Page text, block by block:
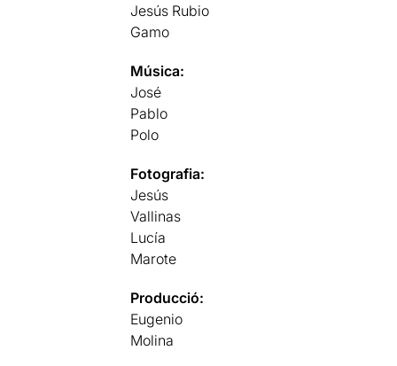
Jesús Rubio
Gamo
Música:
José
Pablo
Polo
Fotografia:
Jesús
Vallinas
Lucía
Marote
Producció:
Eugenio
Molina